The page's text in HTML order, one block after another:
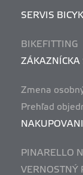
SERVIS
BIKEFITTING
ZÁKAZNÍCKA
Zmena
Prehľad
PINARELLO
VERNOSTNÝ